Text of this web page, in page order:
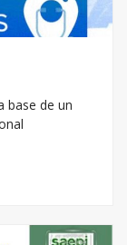
base de un